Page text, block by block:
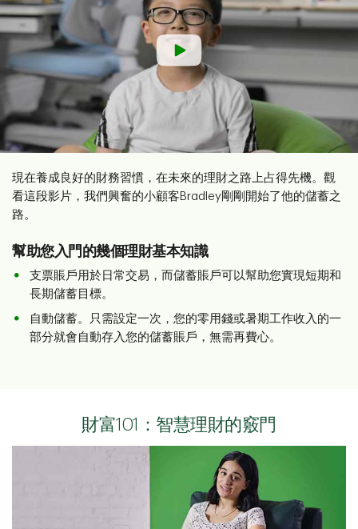
現在養成良好的財務習慣，在未來的理財之路上占得先機。觀
看這段影片，我們興奮的小顧客Bradley剛剛開始了他的儲蓄之
路。
幫助您入門的幾個理財基本知識
支票賬戶用於日常交易，而儲蓄賬戶可以幫助您實現短期和
長期儲蓄目標。
自動儲蓄。只需設定一次，您的零用錢或暑期工作收入的一
部分就會自動存入您的儲蓄賬戶，無需再費心。
財富101：智慧理財的竅門